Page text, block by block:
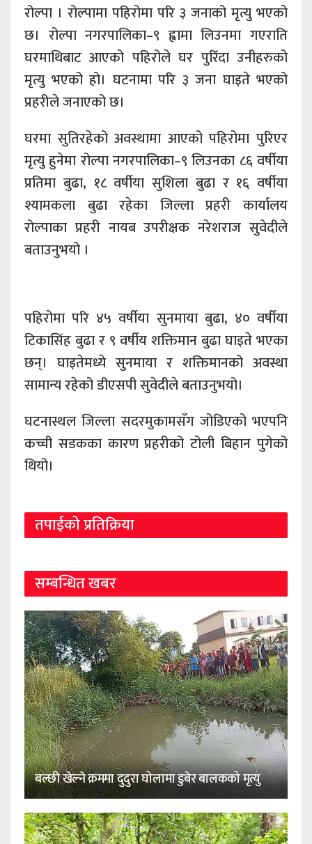
रोल्पा । रोल्पामा पहिरोमा परि ३ जनाको मृत्यु भएको
छ। रोल्पा नगरपालिका–९ ह्वामा लिउनमा गएराति
घरमाथिबाट आएको पहिरोले घर पुरिँदा उनीहरुको
मृत्यु भएको हो। घटनामा परि ३ जना घाइते भएको
प्रहरीले जनाएको छ।
घरमा सुतिरहेको अवस्थामा आएको पहिरोमा पुरिएर
मृत्यु हुनेमा रोल्पा नगरपालिका–९ लिउनका ८६ वर्षीया
प्रतिमा बुढा, १८ वर्षीया सुशिला बुढा र १६ वर्षीया
श्यामकला बुढा रहेका जिल्ला प्रहरी कार्यालय
रोल्पाका प्रहरी नायब उपरीक्षक नरेशराज सुवेदीले
बताउनुभयो ।
पहिरोमा परि ४५ वर्षीया सुनमाया बुढा, ४० वर्षीया
टिकासिंह बुढा र ९ वर्षीय शक्तिमान बुढा घाइते भएका
छन्। घाइतेमध्ये सुनमाया र शक्तिमानको अवस्था
सामान्य रहेको डीएसपी सुवेदीले बताउनुभयो।
घटनास्थल जिल्ला सदरमुकामसँग जोडिएको भएपनि
कच्ची सडकका कारण प्रहरीको टोली बिहान पुगेको
थियो।
तपाईको प्रतिक्रिया
सम्बन्धित खबर
बल्छी खेल्ने क्रममा दुदुरा घोलामा डुबेर बालकको मृत्यु